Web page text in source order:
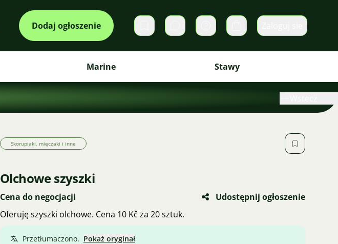
Dodaj ogłoszenie Prywatne wiadomości
Koszyk
Marine Stawy
Skorupiaki, mięczaki i inne
Olchowe szyszki
Cena do negocjacji
Udostępnij ogłoszenie
Oferuję szyszki olchowe. Cena 10 Kč za 20 sztuk.
Przetłumaczono. Pokaż oryginał